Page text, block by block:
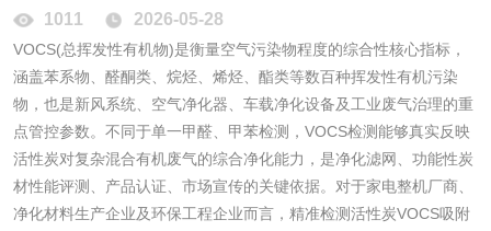
1011 2026-05-28
VOCS(总挥发性有机物)是衡量空气污染物程度的综合性核心指标，
涵盖苯系物、醛酮类、烷烃、烯烃、酯类等数百种挥发性有机污染
物，也是新风系统、空气净化器、车载净化设备及工业废气治理的重
点管控参数。不同于单一甲醛、甲苯检测，VOCS检测能够真实反映
活性炭对复杂混合有机废气的综合净化能力，是净化滤网、功能性炭
材性能评测、产品认证、市场宣传的关键依据。对于家电整机厂商、
净化材料生产企业及环保工程企业而言，精准检测活性炭VOCS吸附
化妆品毒理试验 化妆品毒理测试
化妆品眼刺激试验 化妆品皮肤刺激试
验
化妆品急性经口毒
化妆品皮肤变态反